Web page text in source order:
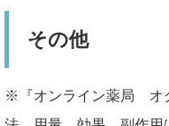
その他
※『オンライン薬局 オ